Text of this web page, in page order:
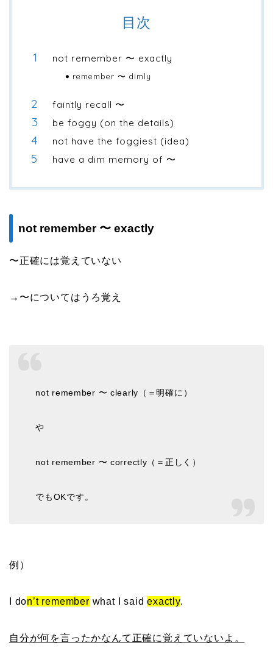
目次
not remember 〜 exactly
remember 〜 dimly
faintly recall 〜
be foggy (on the details)
not have the foggiest (idea)
have a dim memory of 〜
not remember 〜 exactly
〜正確には覚えていない
→〜についてはうろ覚え
not remember 〜 clearly（＝明確に）
や
not remember 〜 correctly（＝正しく）
でもOKです。
例）
I don’t remember what I saidexactly.
自分が何を言ったかなんて正確に覚えていないよ。